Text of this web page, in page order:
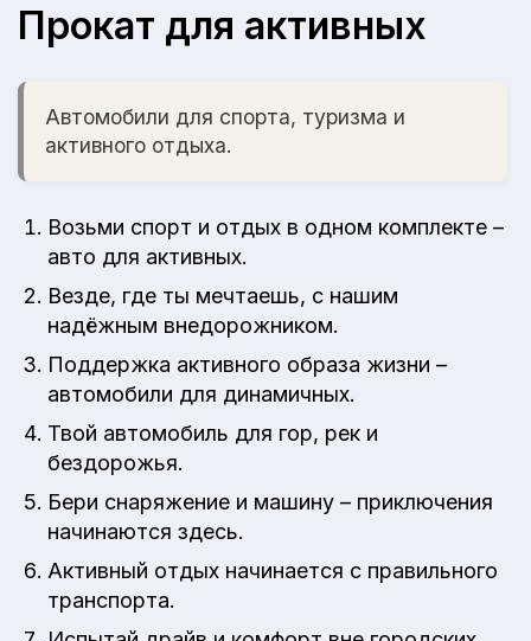
Прокат для активных
Автомобили для спорта, туризма и
активного отдыха.
Возьми спорт и отдых в одном комплекте –
авто для активных.
Везде, где ты мечтаешь, с нашим
надёжным внедорожником.
Поддержка активного образа жизни –
автомобили для динамичных.
Твой автомобиль для гор, рек и
бездорожья.
Бери снаряжение и машину – приключения
начинаются здесь.
Активный отдых начинается с правильного
транспорта.